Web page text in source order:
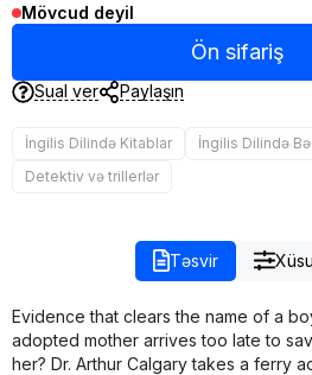
Mövcud deyil
Ön sifariş
Sual ver Paylaşın
İngilis Dilində Kitablar
İngilis Dilində
Detektiv və trillerlər
Təsvir
Evidence that clears the name of a
adopted mother arrives too late to
her? Dr. Arthur Calgary takes a ferry